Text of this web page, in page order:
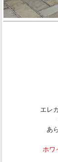
エレ
あ
ホワ